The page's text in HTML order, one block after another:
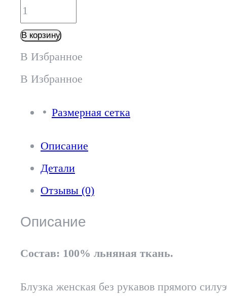
Количество
товара
Джемпер
-
В корзину
В Избранное
В Избранное
Размерная сетка
Описание
Детали
Отзывы (0)
Описание
Состав: 100% льняная ткань.
Блузка женская без рукавов прямого